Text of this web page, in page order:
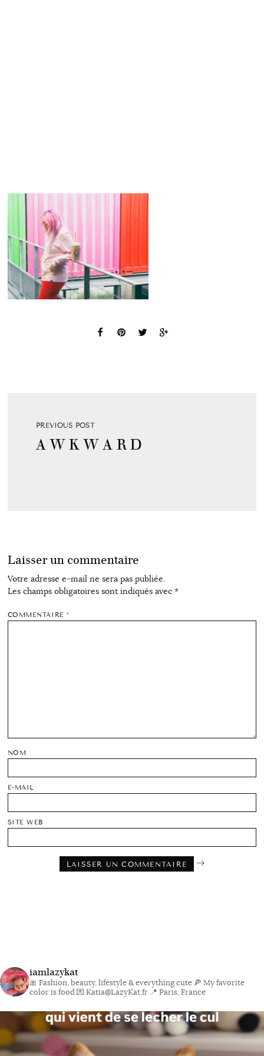
PREVIOUS POST
A W K W A R D
Laisser un commentaire
Votre adresse e-mail ne sera pas publiée.
Les champs obligatoires sont indiqués avec *
COMMENTAIRE*
NOM
E-MAIL
SITE WEB
iamlazykat
🎀 Fashion, beauty, lifestyle & everything cute 🍕 My favorite
color is food💌 Katia@LazyKat.fr 📍 Paris, France